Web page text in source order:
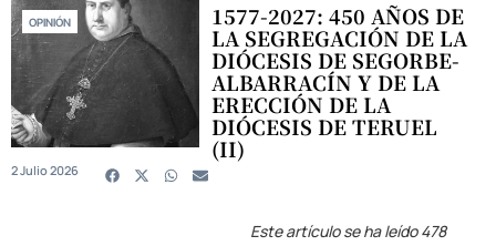
OPINIÓN 1577-2027: 450 AÑOS DE
LA SEGREGACIÓN DE LA
DIÓCESIS DE SEGORBE-
ALBARRACÍN Y DE LA
ERECCIÓN DE LA
DIÓCESIS DE TERUEL
(II)
2 Julio 2026
Este artículo se ha leído 478